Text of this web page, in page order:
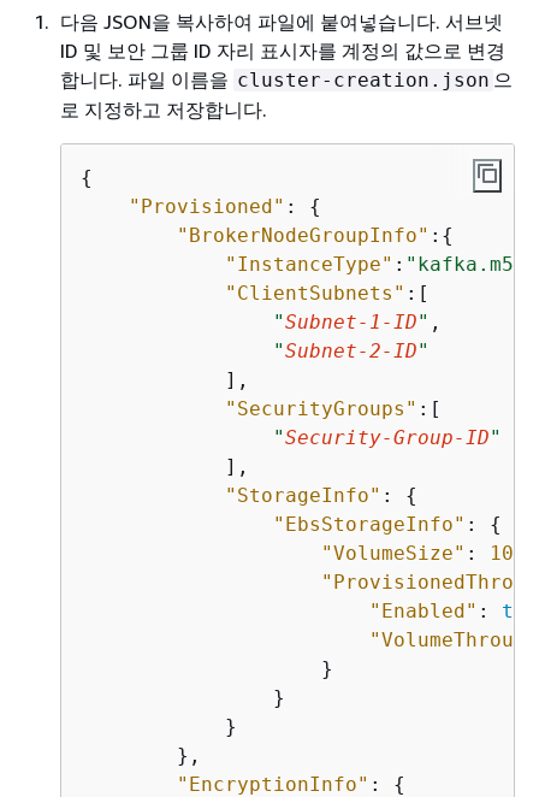
다음 JSON을 복사하여 파일에 붙여넣습니다. 서브넷
ID 및 보안 그룹 ID 자리 표시자를 계정의 값으로 변경
합니다. 파일 이름을 cluster-creation.json 으
로 지정하고 저장합니다.
{
"Provisioned" : {
"BrokerNodeGroupInfo" : {
"InstanceType" :
"ClientSubnets" :[
"Subnet-1-ID" ,
"Subnet-2-ID"
            ],
"SecurityGroups" :[
"Security-Group-ID"
            ],
"StorageInfo" : {
"EbsStorageInfo" : {
"VolumeSize" : 10
"Enabled" :
                    }
                }
            }
        },
"EncryptionInfo" : {